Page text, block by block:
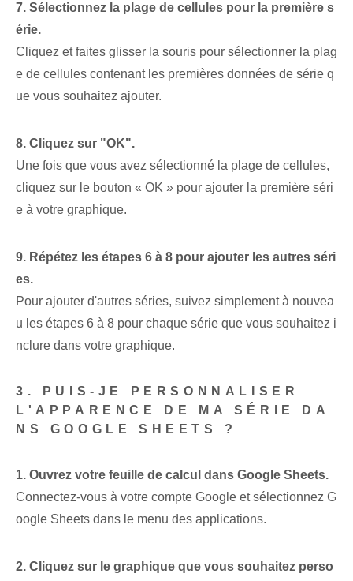
7. Sélectionnez la plage de cellules pour la première s
érie.
Cliquez et faites glisser la souris pour sélectionner la plag
e de cellules contenant les premières données de série q
ue vous souhaitez ajouter.
8. Cliquez sur "OK".
Une fois que vous avez sélectionné la plage de cellules,
cliquez sur le bouton « OK » pour ajouter la première séri
e à votre graphique.
9. Répétez les étapes 6 à 8 pour ajouter les autres séri
es.
Pour ajouter d'autres séries, suivez simplement à nouvea
u les étapes 6 à 8 pour chaque série que vous souhaitez i
nclure dans votre graphique.
3. PUIS-JE PERSONNALISER
L'APPARENCE DE MA SÉRIE DA
NS GOOGLE SHEETS ?
1. Ouvrez votre feuille de calcul dans Google Sheets.
Connectez-vous à votre compte Google et sélectionnez G
oogle Sheets dans le menu des applications.
2. Cliquez sur le graphique que vous souhaitez perso